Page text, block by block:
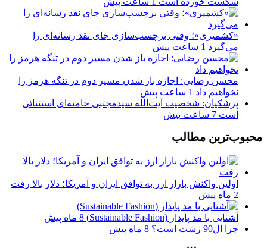
«کشمیری»؛ وقتی برچسب‌سازی جای نقد رسانه‌ای را
می‌گیرد 1 ساعت پیش
محسن رضایی: اجازه باز شدن مسیر دوم در تنگه هرمز را
نخواهیم داد 1 ساعت پیش
پزشکیان: شخصیت آیت‌الله سیدمجتبی خامنه‌ای استثنائی
است 7 ساعت پیش
محبوب‌ترین مطالب
اولین واکنش بازار ارز به توافق ایران و آمریکا؛ دلار بالا رفت
2 ماه پیش
آشنایی با مد پایدار (Sustainable Fashion)
8 ماه پیش
چرا ال90 زشت است؟
8 ماه پیش